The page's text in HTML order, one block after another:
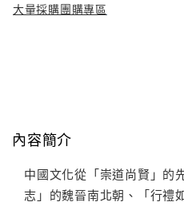
大量採購團購專區
內容簡介
中國文化從「崇道尚賢」的
志」的魏晉南北朝、「行禮